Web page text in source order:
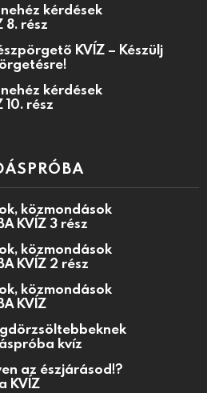
kérdések
8. rész
KVÍZ – Készülj
kérdések
10. rész
közmondások
KVÍZ 3 rész
közmondások
KVÍZ 2 rész
közmondások
KVÍZ
kvíz
az észjárásod!?
KVÍZ